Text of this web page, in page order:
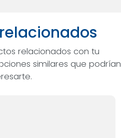
relacionados
relacionados con tu
similares que podrían